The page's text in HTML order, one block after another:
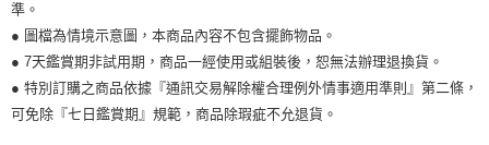
準。
● 圖檔為情境示意圖，本商品內容不包含擺飾物品。
● 7天鑑賞期非試用期，商品一經使用或組裝後，恕無法辦理退換貨。
● 特別訂購之商品依據『通訊交易解除權合理例外情事適用準則』第二條，
可免除『七日鑑賞期』規範，商品除瑕疵不允退貨。